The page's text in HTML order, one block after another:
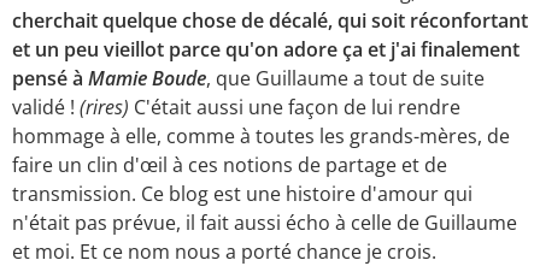
cherchait quelque chose de décalé, qui soit réconfortant
et un peu vieillot parce qu'on adore ça et j'ai finalement
pensé à Mamie Boude, que Guillaume a tout de suite
validé ! (rires) C'était aussi une façon de lui rendre
hommage à elle, comme à toutes les grands-mères, de
faire un clin d'œil à ces notions de partage et de
transmission. Ce blog est une histoire d'amour qui
n'était pas prévue, il fait aussi écho à celle de Guillaume
et moi. Et ce nom nous a porté chance je crois.